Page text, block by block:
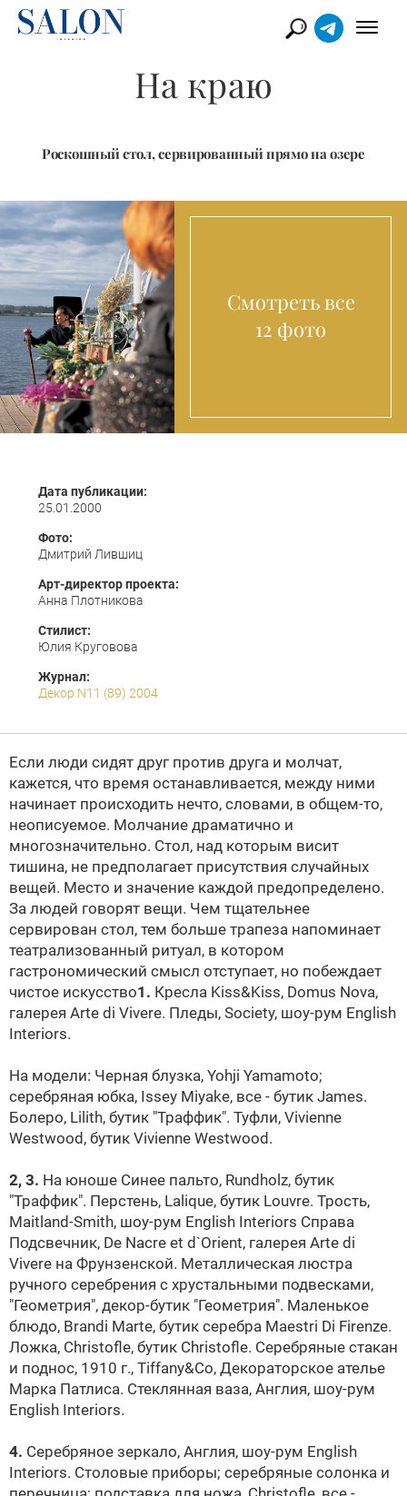
На краю
Роскошный стол, сервированный прямо на озере
Смотреть все
12 фото
Дата публикации:
25.01.2000
Фото:
Дмитрий Лившиц
Арт-директор проекта:
Анна Плотникова
Стилист:
Юлия Круговова
Журнал:
Декор N11 (89) 2004
Если люди сидят друг против друга и молчат,
кажется, что время останавливается, между ними
начинает происходить нечто, словами, в общем-то,
неописуемое. Молчание драматично и
многозначительно. Стол, над которым висит
тишина, не предполагает присутствия случайных
вещей. Место и значение каждой предопределено.
За людей говорят вещи. Чем тщательнее
сервирован стол, тем больше трапеза напоминает
театрализованный ритуал, в котором
гастрономический смысл отступает, но побеждает
чистое искусство1. Кресла Kiss&Kiss, Domus Nova,
галерея Arte di Vivere. Пледы, Society, шоу-рум English
Interiors.
На модели: Черная блузка, Yohji Yamamoto;
серебряная юбка, Issey Miyake, все - бутик James.
Болеро, Lilith, бутик "Траффик". Туфли, Vivienne
Westwood, бутик Vivienne Westwood.
2, 3. На юноше Синее пальто, Rundholz, бутик
"Траффик". Перстень, Lalique, бутик Louvre. Трость,
Maitland-Smith, шоу-рум English Interiors Справа
Подсвечник, De Nacre et d`Оrient, галерея Arte di
Vivere на Фрунзенской. Металлическая люстра
ручного серебрения с хрустальными подвесками,
"Геометрия", декор-бутик "Геометрия". Маленькое
блюдо, Brandi Marte, бутик серебра Maestri Di Firenze.
Ложка, Christofle, бутик Christofle. Серебряные стакан
и поднос, 1910 г., Tiffany&Co, Декораторское ателье
Марка Патлиса. Стеклянная ваза, Англия, шоу-рум
English Interiors.
4. Серебряное зеркало, Англия, шоу-рум English
Interiors. Столовые приборы; серебряные солонка и